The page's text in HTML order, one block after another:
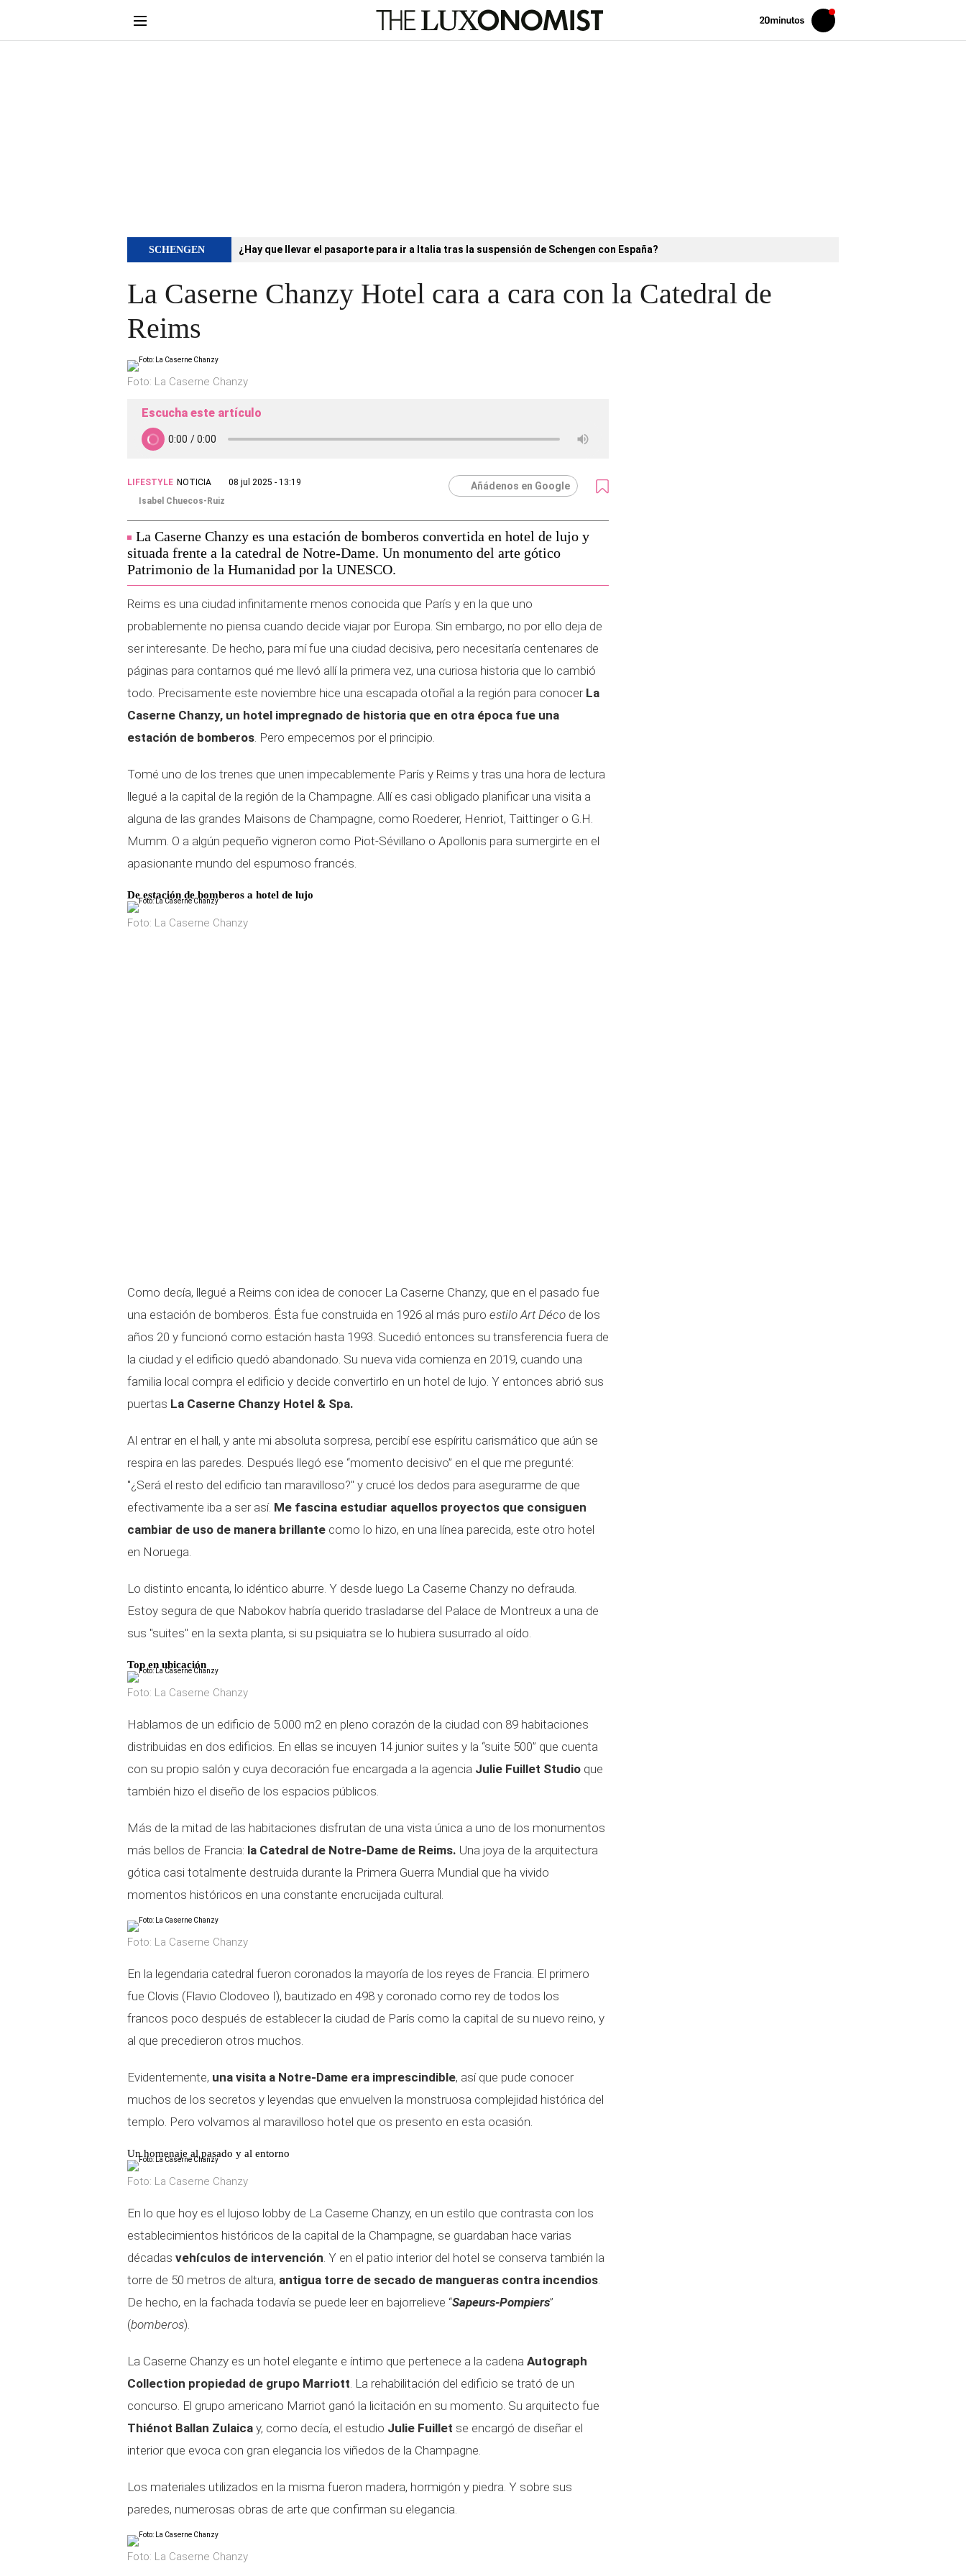
Volver
Iniciar
sesión
SCHENGEN ¿Hay que llevar el pasaporte para ir a Italia tras la suspensión de Schengen con España?
La Caserne Chanzy Hotel cara a cara con la Catedral de
Reims
Foto: La Caserne Chanzy
Escucha este artículo
LIFESTYLE NOTICIA
08 jul 2025 - 13:19
Isabel Chuecos-Ruiz
Añádenos en Google
La Caserne Chanzy es una estación de bomberos convertida en hotel de lujo y
situada frente a la catedral de Notre-Dame. Un monumento del arte gótico
Patrimonio de la Humanidad por la UNESCO.
Reims es una ciudad infinitamente menos conocida que París y en la que uno
probablemente no piensa cuando decide viajar por Europa. Sin embargo, no por ello deja de
ser interesante. De hecho, para mí fue una ciudad decisiva, pero necesitaría centenares de
páginas para contarnos qué me llevó allí la primera vez, una curiosa historia que lo cambió
todo. Precisamente este noviembre hice una escapada otoñal a la región para conocer La
Caserne Chanzy, un hotel impregnado de historia que en otra época fue una
estación de bomberos. Pero empecemos por el principio.
Tomé uno de los trenes que unen impecablemente París y Reims y tras una hora de lectura
llegué a la capital de la región de la Champagne. Allí es casi obligado planificar una visita a
alguna de las grandes Maisons de Champagne, como Roederer, Henriot, Taittinger o G.H.
Mumm. O a algún pequeño vigneron como Piot-Sévillano o Apollonis para sumergirte en el
apasionante mundo del espumoso francés.
De estación de bomberos a hotel de lujo
Foto: La Caserne Chanzy
Como decía, llegué a Reims con idea de conocer La Caserne Chanzy, que en el pasado fue
una estación de bomberos. Ésta fue construida en 1926 al más puro estilo Art Déco de los
años 20 y funcionó como estación hasta 1993. Sucedió entonces su transferencia fuera de
la ciudad y el edificio quedó abandonado. Su nueva vida comienza en 2019, cuando una
familia local compra el edificio y decide convertirlo en un hotel de lujo. Y entonces abrió sus
puertas La Caserne Chanzy Hotel & Spa.
Al entrar en el hall, y ante mi absoluta sorpresa, percibí ese espíritu carismático que aún se
respira en las paredes. Después llegó ese “momento decisivo” en el que me pregunté:
"¿Será el resto del edificio tan maravilloso?" y crucé los dedos para asegurarme de que
efectivamente iba a ser así. Me fascina estudiar aquellos proyectos que consiguen
cambiar de uso de manera brillante como lo hizo, en una línea parecida, este otro hotel
en Noruega.
Lo distinto encanta, lo idéntico aburre. Y desde luego La Caserne Chanzy no defrauda.
Estoy segura de que Nabokov habría querido trasladarse del Palace de Montreux a una de
sus "suites" en la sexta planta, si su psiquiatra se lo hubiera susurrado al oído.
Top en ubicación
Foto: La Caserne Chanzy
Hablamos de un edificio de 5.000 m2 en pleno corazón de la ciudad con 89 habitaciones
distribuidas en dos edificios. En ellas se incuyen 14 junior suites y la “suite 500” que cuenta
con su propio salón y cuya decoración fue encargada a la agencia Julie Fuillet Studio que
también hizo el diseño de los espacios públicos.
Más de la mitad de las habitaciones disfrutan de una vista única a uno de los monumentos
más bellos de Francia: la Catedral de Notre-Dame de Reims. Una joya de la arquitectura
gótica casi totalmente destruida durante la Primera Guerra Mundial que ha vivido
momentos históricos en una constante encrucijada cultural.
Foto: La Caserne Chanzy
En la legendaria catedral fueron coronados la mayoría de los reyes de Francia. El primero
fue Clovis (Flavio Clodoveo I), bautizado en 498 y coronado como rey de todos los
francos poco después de establecer la ciudad de París como la capital de su nuevo reino, y
al que precedieron otros muchos.
Evidentemente, una visita a Notre-Dame era imprescindible, así que pude conocer
muchos de los secretos y leyendas que envuelven la monstruosa complejidad histórica del
templo. Pero volvamos al maravilloso hotel que os presento en esta ocasión.
Un homenaje al pasado y al entorno
Foto: La Caserne Chanzy
En lo que hoy es el lujoso lobby de La Caserne Chanzy, en un estilo que contrasta con los
establecimientos históricos de la capital de la Champagne, se guardaban hace varias
décadas vehículos de intervención. Y en el patio interior del hotel se conserva también la
torre de 50 metros de altura, antigua torre de secado de mangueras contra incendios.
De hecho, en la fachada todavía se puede leer en bajorrelieve “Sapeurs-Pompiers”
(bomberos).
La Caserne Chanzy es un hotel elegante e íntimo que pertenece a la cadena Autograph
Collection propiedad de grupo Marriott. La rehabilitación del edificio se trató de un
concurso. El grupo americano Marriot ganó la licitación en su momento. Su arquitecto fue
Thiénot Ballan Zulaica y, como decía, el estudio Julie Fuillet se encargó de diseñar el
interior que evoca con gran elegancia los viñedos de la Champagne.
Los materiales utilizados en la misma fueron madera, hormigón y piedra. Y sobre sus
paredes, numerosas obras de arte que confirman su elegancia.
Foto: La Caserne Chanzy